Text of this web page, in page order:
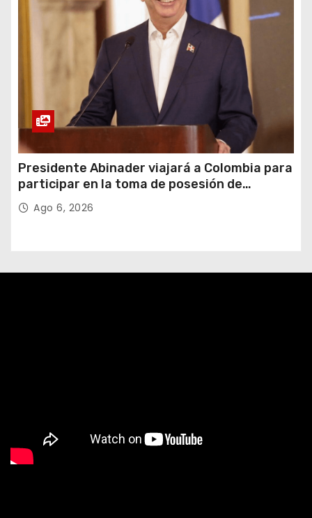
Presidente Abinader viajará a Colombia para
participar en la toma de posesión de
Abelardo de la Espriella
Ago 6, 2026